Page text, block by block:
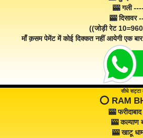
🎰 गली
🎰
((जोड़ी रेट
माँ क़सम पेमेंट में कोई दिक्कत नहीं आयेगी एक
सीधे सट्टा
⭕️ RAM
🎰
🎰 कल्याण
🎰 खाटू